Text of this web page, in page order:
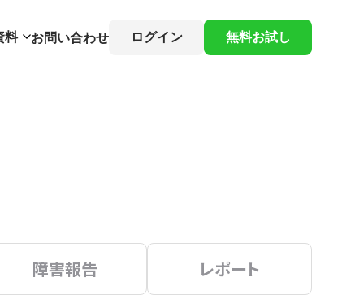
料 お問い合わせ ログイン 無料お試し
障害報告 レポート